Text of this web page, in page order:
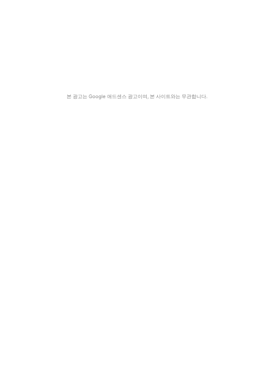
본 광고는 Google 애드센스 광고이며, 본 사이트와는 무관합니다.